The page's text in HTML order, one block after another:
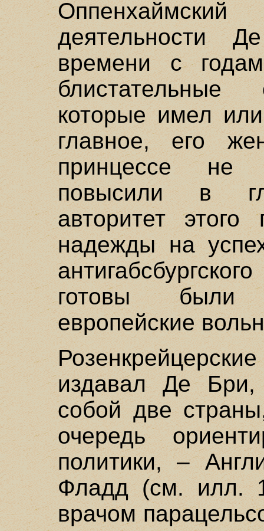
Оппенхаймский
деятельности
времени с
блистательные
которые имел
главное, его
принцессе не
повысили в
авторитет
надежды на
готовы были
европейские
издавал Де Бри,
собой две
очередь
политики, –
Фладд (см. илл.
врачом